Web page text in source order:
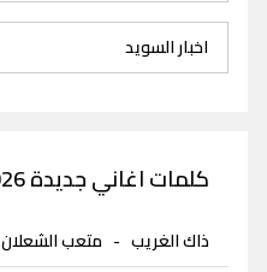
اخبار السويد
كلمات اغاني جديدة 2026
ذاك الغريب - متعب الشعلان